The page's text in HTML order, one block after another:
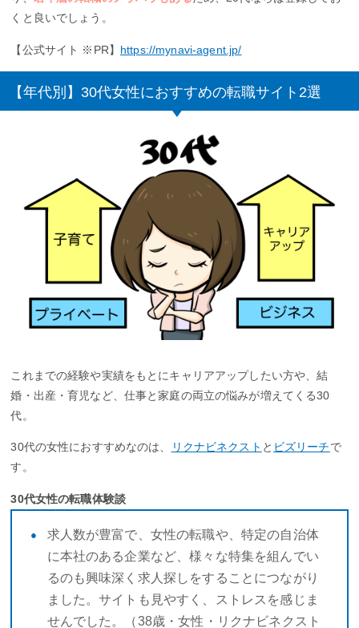
くと良いでしょう。
【公式サイト ※PR】 https://mynavi-agent.jp/
【年代別】30代女性におすすめの転職サイト2選
これまでの経験や実績をもとにキャリアアップしたい方や、結
婚・出産・育児など、仕事と家庭の両立の悩みが増えてくる30
代。
30代の女性におすすめなのは、 リクナビネクスト と ビズリーチで
す。
30代女性の転職体験談
求人数が豊富で、女性の転職や、特定の自治体
に本社のある企業など、様々な特集を組んでい
るのも興味深く求人探しをすることにつながり
ました。サイトも見やすく、ストレスを感じま
せんでした。（38歳・女性・リクナビネクスト